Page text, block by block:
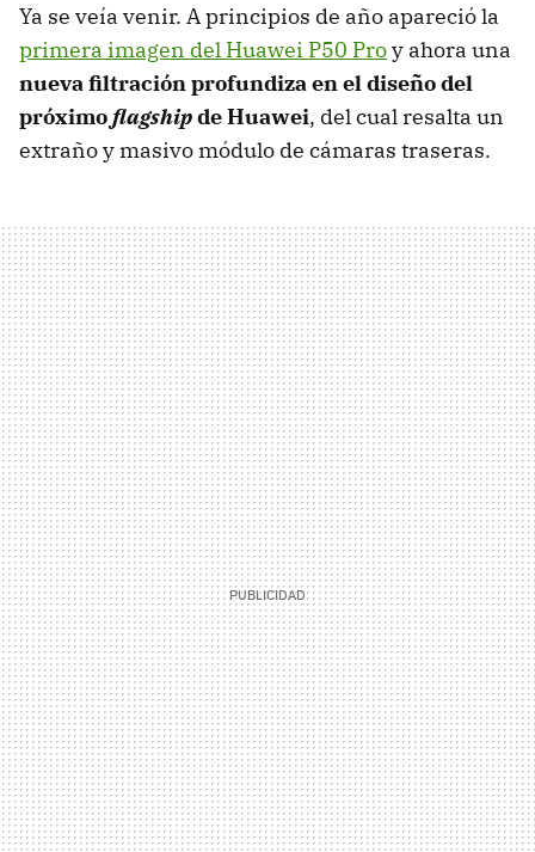
Ya se veía venir. A principios de año apareció la
primera imagen del Huawei P50 Proy ahora una
nueva filtración profundiza en el diseño del
próximo flagshipde Huawei, del cual resalta un
extraño y masivo módulo de cámaras traseras.